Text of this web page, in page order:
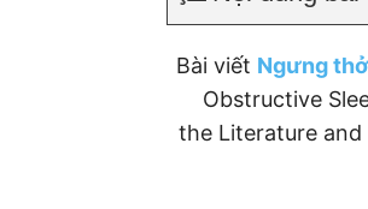
Bài viết Ngưng
Obstructive
the Literature and